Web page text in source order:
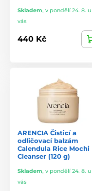
Skladem, v pondělí 24. 8. u
vás
440 Kč
ARENCIA Čisticí a
odličovací balzám
Calendula Rice Mochi
Cleanser (120 g)
Skladem, v pondělí 24. 8. u
vás